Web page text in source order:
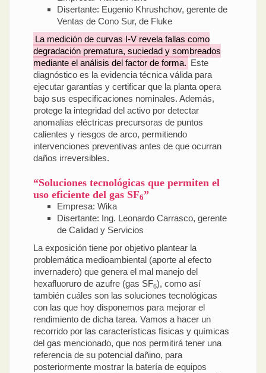
Disertante: Eugenio Khrushchov, gerente de
Ventas de Cono Sur, de Fluke
La medición de curvas I-V revela fallas como
degradación prematura, suciedad y sombreados
mediante el análisis del factor de forma. Este
diagnóstico es la evidencia técnica válida para
ejecutar garantías y certificar que la planta opera
bajo sus especificaciones nominales. Además,
protege la integridad del activo por detectar
anomalías eléctricas precursoras de puntos
calientes y riesgos de arco, permitiendo
intervenciones preventivas antes de que ocurran
daños irreversibles.
“Soluciones tecnológicas que permiten el
uso eficiente del gas SF6”
Empresa: Wika
Disertante: Ing. Leonardo Carrasco, gerente
de Calidad y Servicios
La exposición tiene por objetivo plantear la
problemática medioambiental (aporte al efecto
invernadero) que genera el mal manejo del
hexafluoruro de azufre (gas SF6), como así
también cuáles son las soluciones tecnológicas
con las que hoy disponemos para mejorar el
rendimiento de dicha tarea. Vamos a hacer un
recorrido por las características físicas y químicas
del gas mencionado, que nos permitirá tener una
referencia de su potencial dañino, para
posteriormente mostrar la batería de equipos